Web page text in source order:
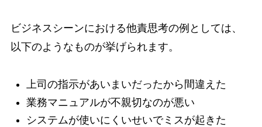
ビジネスシーンにおける他責思考の例としては、
以下のようなものが挙げられます。
上司の指示があいまいだったから間違えた
業務マニュアルが不親切なのが悪い
システムが使いにくいせいでミスが起きた